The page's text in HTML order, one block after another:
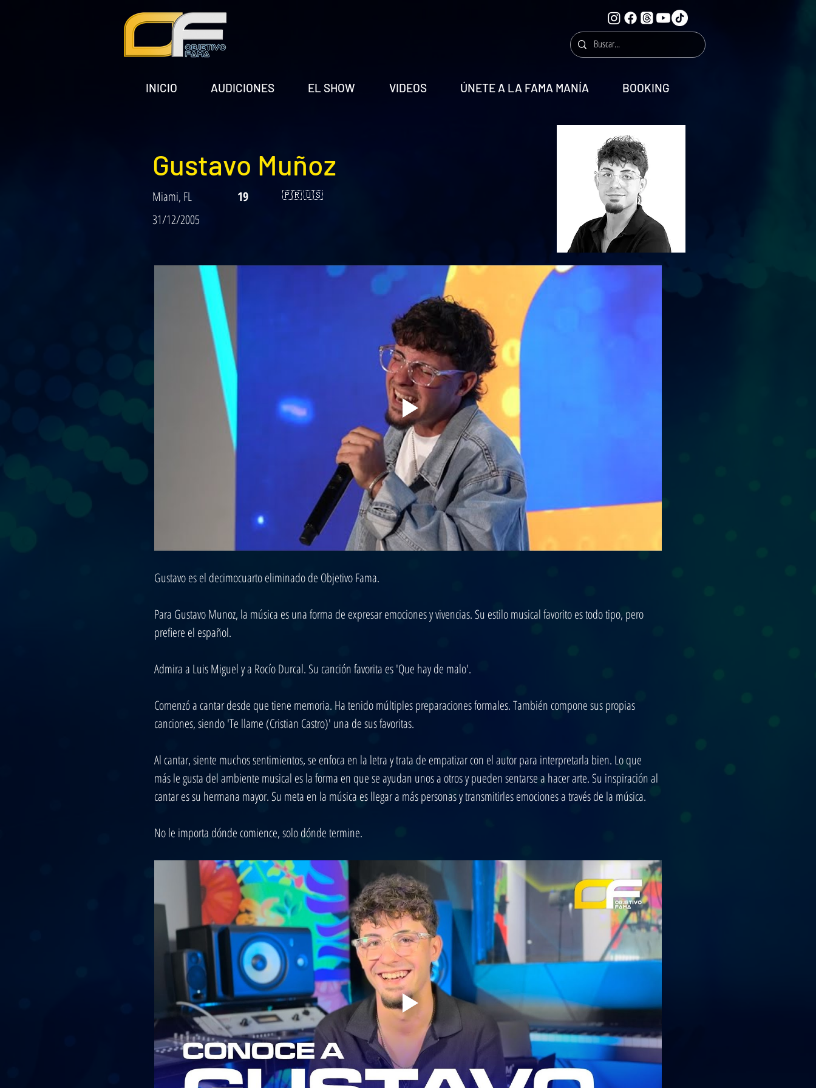
INICIO AUDICIONES EL SHOW VIDEOS ÚNETE A LA FAMA MANÍA BOOKING
Gustavo Muñoz
Miami, FL 19 🇵🇷 🇺🇸
31/12/2005
Gustavo es el decimocuarto eliminado de Objetivo Fama.
Para Gustavo Munoz, la música es una forma de expresar emociones y vivencias. Su estilo musical favorito es todo tipo, pero
prefiere el español.
Admira a Luis Miguel y a Rocío Durcal. Su canción favorita es 'Que hay de malo'.
Comenzó a cantar desde que tiene memoria. Ha tenido múltiples preparaciones formales. También compone sus propias
canciones, siendo 'Te llame (Cristian Castro)' una de sus favoritas.
Al cantar, siente muchos sentimientos, se enfoca en la letra y trata de empatizar con el autor para interpretarla bien. Lo que
más le gusta del ambiente musical es la forma en que se ayudan unos a otros y pueden sentarse a hacer arte. Su inspiración al
cantar es su hermana mayor. Su meta en la música es llegar a más personas y transmitirles emociones a través de la música.
No le importa dónde comience, solo dónde termine.